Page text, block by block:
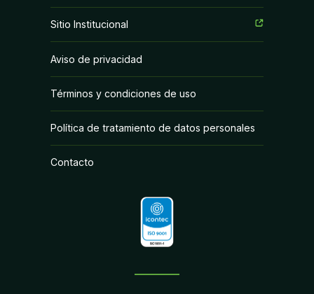
Herbicidas
PGR y Biorracionales
Sitio Institucional
Aviso de privacidad
Términos y condiciones de uso
Política de tratamiento de datos personales
Contacto